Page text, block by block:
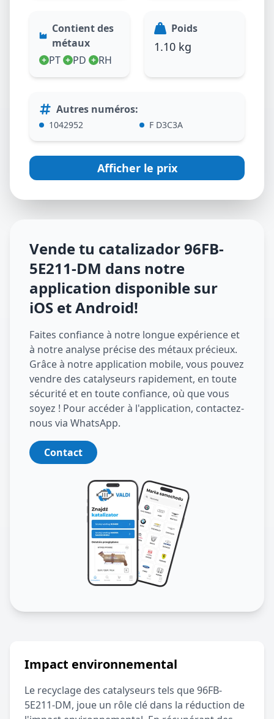
Contient des
métaux
PT
PD RH
Poids
1.10 kg
Autres numéros:
1042952 F D3C3A
Afficher le prix
Vende tu catalizador96FB-
5E211-DM dans notre
application disponible sur
iOS et Android!
Faites confiance à notre longue expérience et
à notre analyse précise des métaux précieux.
Grâce à notre application mobile, vous pouvez
vendre des catalyseurs rapidement, en toute
sécurité et en toute confiance, où que vous
soyez ! Pour accéder à l'application, contactez-
nous via WhatsApp.
Contact
Impact environnemental
Le recyclage des catalyseurs tels que96FB-
5E211-DM, joue un rôle clé dans la réduction de